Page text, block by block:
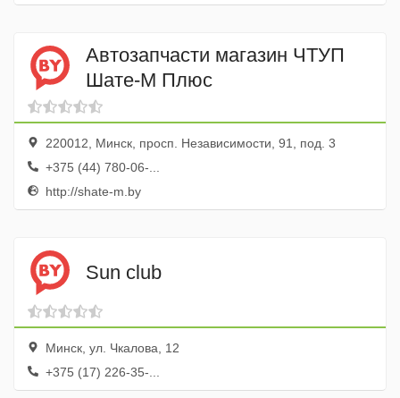
Автозапчасти магазин ЧТУП
Шате-М Плюс
220012, Минск, просп. Независимости, 91, под. 3
+375 (44) 780-06-...
http://shate-m.by
Sun club
Минск, ул. Чкалова, 12
+375 (17) 226-35-...